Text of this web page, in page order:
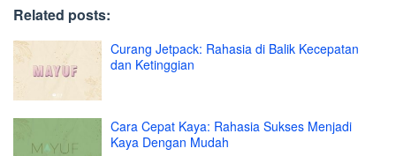
Related posts:
Curang Jetpack: Rahasia di Balik Kecepatan
dan Ketinggian
Cara Cepat Kaya: Rahasia Sukses Menjadi
Kaya Dengan Mudah